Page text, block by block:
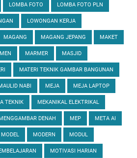
LOMBA FOTO LOMBA FOTO PLN
LOWONGAN KERJA
MAGANG MAGANG JEPANG MAKET
MARMER MASJID
MATERI TEKNIK GAMBAR BANGUNAN
NABI MEJA MEJA LAPTOP
TEKNIK MEKANIKAL ELEKTRIKAL
DENAH MEP META AI
MODEL MODERN MODUL
MOTIVASI HARIAN